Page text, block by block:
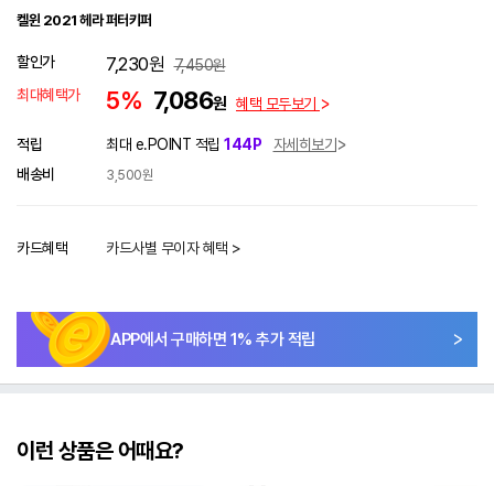
켈윈 2021 헤라 퍼터키퍼
할인가 7,230원 7,450원
최대혜택가
5% 7,086원 혜택 모두보기
적립 최대 e.POINT 적립 144P
자세히보기
배송비
3,500원
카드혜택 카드사별 무이자 혜택 >
APP에서 구매하면 1% 추가 적립
이런 상품은 어때요?